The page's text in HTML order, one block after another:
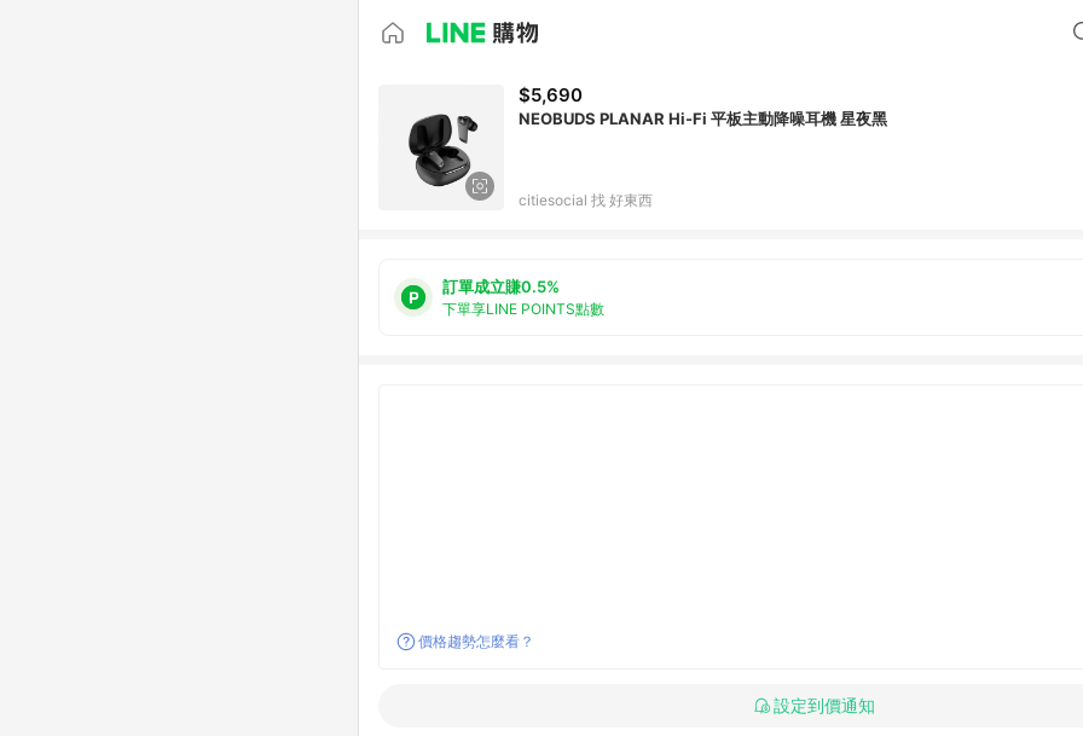
$5,690
NEOBUDS PLANAR Hi-Fi 平板主動降噪耳機 星夜黑
citiesocial 找 好東西
訂單成立賺0.5%
下單享LINE POINTS點數
價格趨勢怎麼看？
設定到價通知